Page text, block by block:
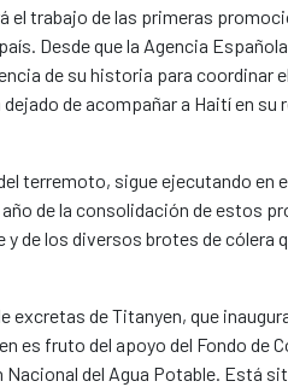
trabajo de las primeras
Desde que la Agencia
de su historia para coordinar
de acompañar a Haití en
terremoto, sigue ejecutando
de la consolidación de estos
de los diversos brotes de cólera
excretas de Titanyen, que
es fruto del apoyo del Fondo de
del Agua Potable. Está